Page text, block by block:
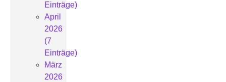
Einträge)
April
2026
(7
Einträge)
März
2026